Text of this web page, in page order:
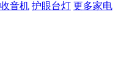
收音机 护眼台灯 更多家电